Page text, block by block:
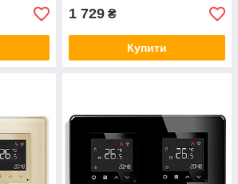
1 729 ₴
Купити